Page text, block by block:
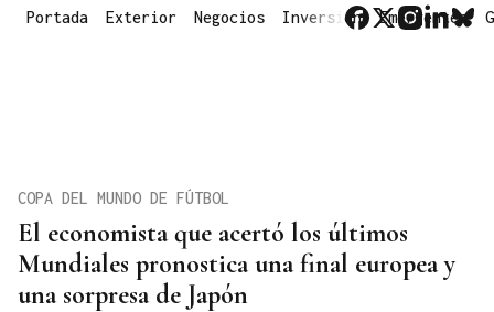
Portada Exterior Negocios Inversión Emergentes
El economista que acertó los últimos
Mundiales pronostica una final europea y
una sorpresa de Japón
COPA DEL MUNDO DE FÚTBOL